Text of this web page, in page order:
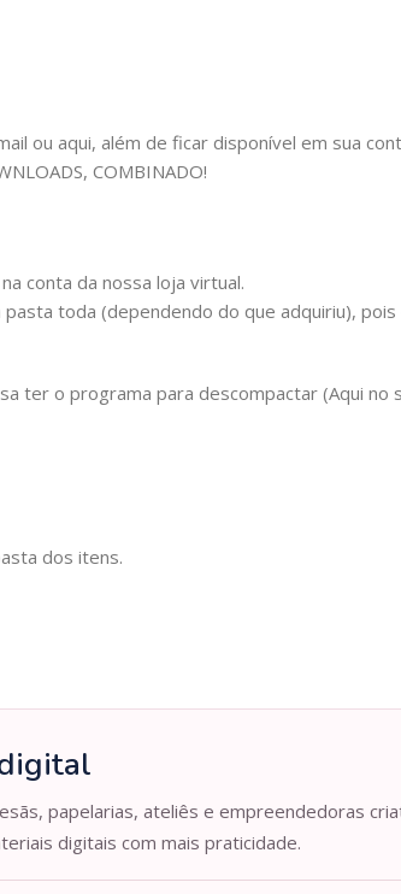
ou aqui, além de ficar disponível em sua
COMBINADO!
conta da nossa loja virtual.
toda (dependendo do que adquiriu),
ter o programa para descompactar (Aqui
dos itens.
papelarias, ateliês e empreendedoras
digitais com mais praticidade.